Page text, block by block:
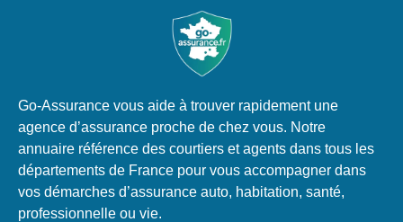
Go-Assurance vous aide à trouver rapidement une
agence d’assurance proche de chez vous. Notre
annuaire référence des courtiers et agents dans tous les
départements de France pour vous accompagner dans
vos démarches d’assurance auto, habitation, santé,
professionnelle ou vie.